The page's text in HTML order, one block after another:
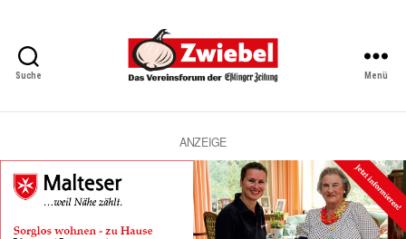
Suche
Vereinsforum
Eßlinger
Zeitung
Menü
ANZEIGE